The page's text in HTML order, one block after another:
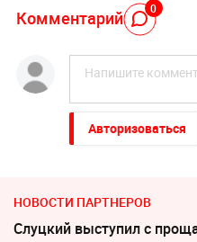
Комментарий 0
Авторизоваться
НОВОСТИ ПАРТНЕРОВ
Слуцкий выступил с